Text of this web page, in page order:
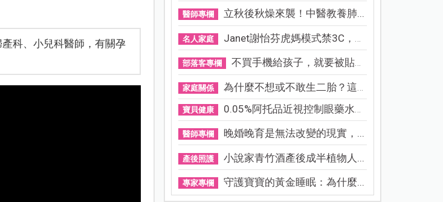
科、小兒科醫師，有關孕
醫師專欄 立秋後秋燥來襲！中醫教養肺...
名人家庭 Janet謝怡芬虎媽模式禁3C，看...
部落客專欄 不買手機給孩子，就要被貼「...
家庭關係 為什麼不想或不敢生二胎？這8...
寶貝健康 0.05%阿托品近視控制眼藥水納...
醫師專欄 晚婚晚育是無法改變的現實，...
產後照護 小說家青竹酒產後成半植物人...
專家專欄 守護寶寶的黃金睡眠：為什麼...